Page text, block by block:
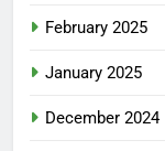
February 2025
January 2025
December 2024